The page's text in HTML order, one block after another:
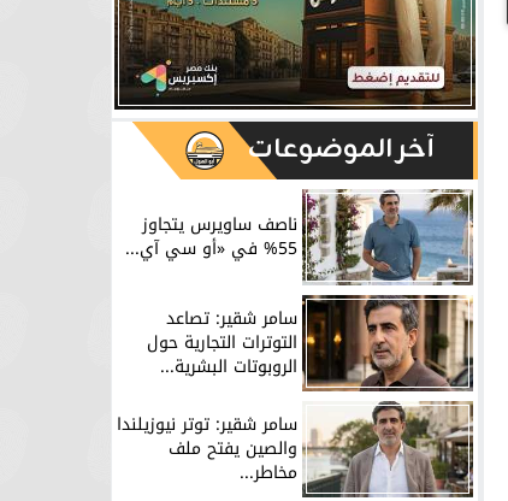
آخر الموضوعات
ناصف ساويرس يتجاوز
55% في «أو سي آي...
سامر شقير: تصاعد
التوترات التجارية حول
الروبوتات البشرية...
سامر شقير: توتر نيوزيلندا
والصين يفتح ملف
مخاطر...